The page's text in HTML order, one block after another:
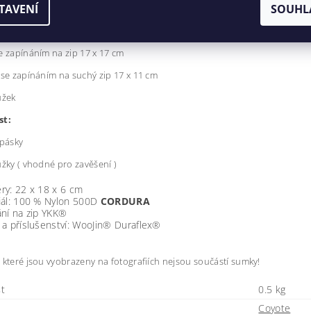
stavitelná šňůrka, kterou nastavíte úhel otevření.
zapínáním na zip 17 x 17 cm
zapínáním na suchý zip 17 x 11 cm
( vhodné pro zavěšení )
22 x 18 x 6 cm
100 % Nylon 500D CORDURA
na zip YKK®
a příslušenství: WooJin® Duraflex®
jsou vyobrazeny na fotografiích nejsou součástí sumky!
0.5 kg
Coyote